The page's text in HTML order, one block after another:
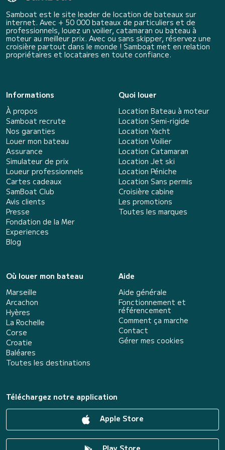
Samboat est le site leader de location de bateaux sur
internet. Avec + 50 000 bateaux de particuliers et de
professionnels, louez un voilier, catamaran ou bateau à
moteur au meilleur prix. Avec ou sans skipper, réservez une
croisière partout dans le monde ! Samboat met en relation
propriétaires et locataires en toute confiance.
Informations
À propos
Samboat recrute
Nos garanties
Louer mon bateau
Assurance
Simulateur de prix
Loueur professionnels
Cartes cadeaux
SamBoat Club
Avis clients
Presse
Fondation de la Mer
Experiences
Blog
Quoi louer
Location Bateau à moteur
Location Semi-rigide
Location Yacht
Location Voilier
Location Catamaran
Location Jet ski
Location Péniche
Location Sans permis
Croisière cabine
Les promotions
Toutes les marques
Où louer mon bateau
Marseille
Arcachon
Hyères
La Rochelle
Corse
Croatie
Baléares
Toutes les destinations
Aide
Aide générale
Fonctionnement et
référencement
Comment ça marche
Contact
Gérer mes cookies
Téléchargez notre application
Apple Store